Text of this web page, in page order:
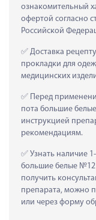
ознакомительный
офертой согласно
Российской
Доставка
прокладки для
медицинских
Перед
пота большие
инструкцией
рекомендациям.
Узнать наличие
большие белые №12
получить
препарата, можно
или через форму